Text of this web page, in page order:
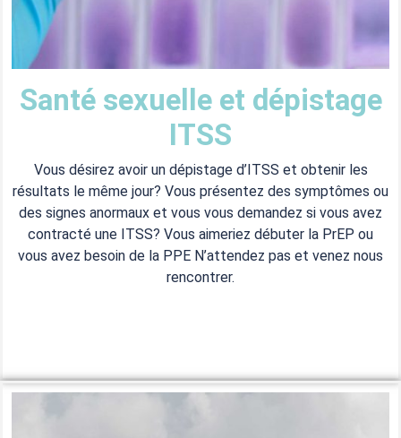
Santé sexuelle et dépistage
ITSS
Vous désirez avoir un dépistage d’ITSS et obtenir les
résultats le même jour? Vous présentez des symptômes ou
des signes anormaux et vous vous demandez si vous avez
contracté une ITSS? Vous aimeriez débuter la PrEP ou
vous avez besoin de la PPE N’attendez pas et venez nous
rencontrer.